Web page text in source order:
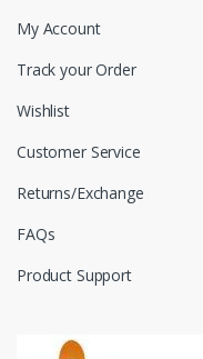
My Account
Track your Order
Wishlist
Customer Service
Returns/Exchange
FAQs
Product Support